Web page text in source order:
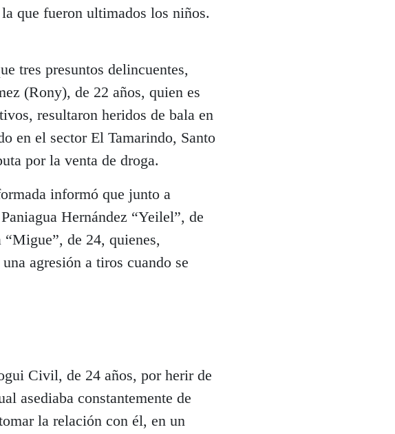
que fueron ultimados los niños.
tres presuntos delincuentes,
(Rony), de 22 años, quien es
resultaron heridos de bala en
en el sector El Tamarindo, Santo
por la venta de droga.
informó que junto a
Hernández “Yeilel”, de
de 24, quienes,
agresión a tiros cuando se
Civil, de 24 años, por herir de
asediaba constantemente de
la relación con él, en un